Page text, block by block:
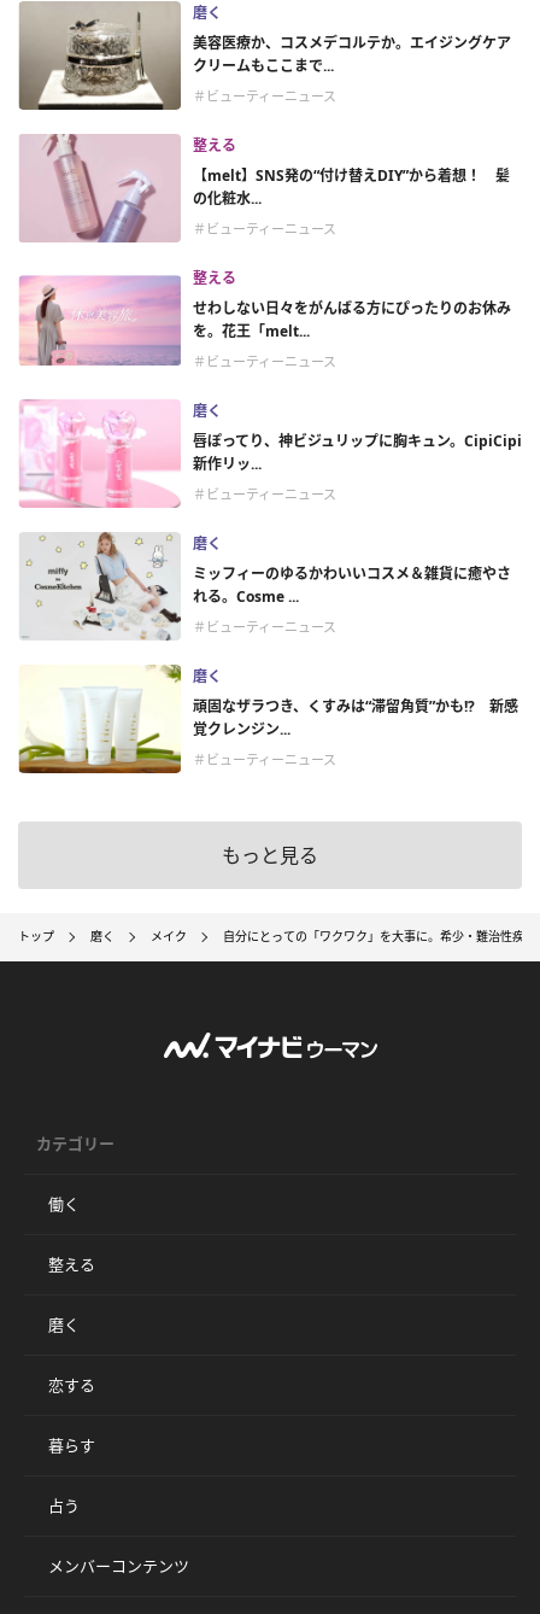
磨く
美容医療か、コスメデコルテか。エイジングケア
クリームもここまで...
＃ビューティーニュース
整える
【melt】SNS発の“付け替えDIY”から着想！ 髪
の化粧水...
＃ビューティーニュース
整える
せわしない日々をがんばる方にぴったりのお休み
を。花王「melt...
＃ビューティーニュース
磨く
唇ぽってり、神ビジュリップに胸キュン。CipiCipi
新作リッ...
＃ビューティーニュース
磨く
ミッフィーのゆるかわいいコスメ＆雑貨に癒やさ
れる。Cosme ...
＃ビューティーニュース
磨く
頑固なザラつき、くすみは“滞留角質”かも!? 新感
覚クレンジン...
＃ビューティーニュース
もっと見る
トップ 磨く メイク 自分にとっての「ワクワク」を大事に。希少・難治性疾
カテゴリー
働く
整える
磨く
恋する
暮らす
占う
メンバーコンテンツ